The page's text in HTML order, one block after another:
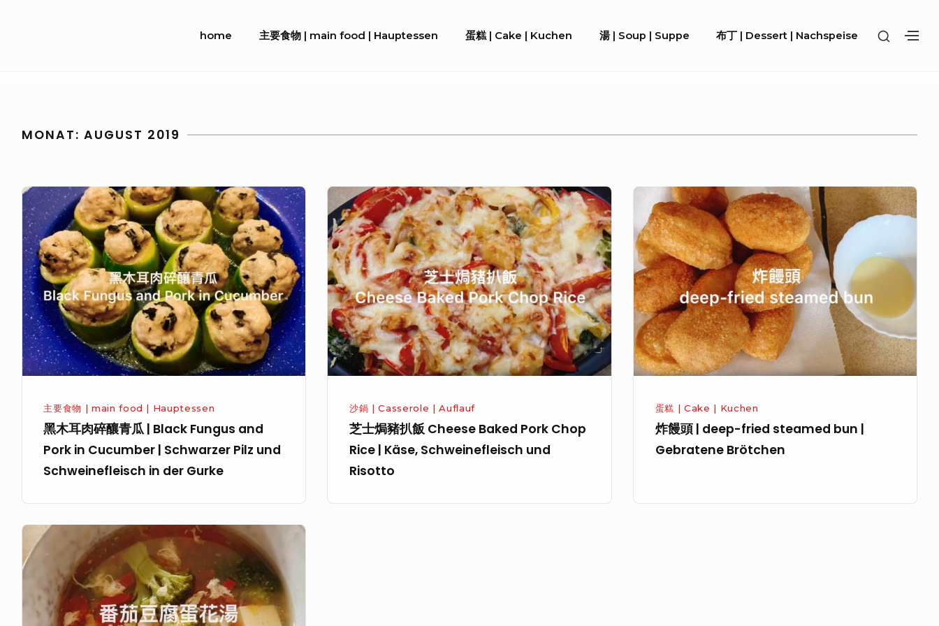
Site
home 主要食物 | main food | Hauptessen 蛋糕 | Cake | Kuchen 湯 | Soup | Suppe 布丁 | Dessert | Nachspeise
SHOW
MONAT: AUGUST 2019
黑
木
耳
肉
碎
釀
青
瓜
|
Fungus
and
Pork
Schwarzer
Pilz
und
Schweinefleisch
主要食物 | main food | Hauptessen
黑木耳肉碎釀青瓜 | Black Fungus and
Pork in Cucumber | Schwarzer Pilz und
Schweinefleisch in der Gurke
芝
士
焗
豬
扒
飯
Cheese
Baked
Pork
Rice
Käse,
Schweinefleisch
沙鍋 | Casserole | Auflauf
芝士焗豬扒飯 Cheese Baked Pork Chop
Rice | Käse, Schweinefleisch und
Risotto
頭
deep-
fried
steamed
bun
|
Brötchen
蛋糕 | Cake | Kuchen
炸饅頭 | deep-fried steamed bun |
Gebratene Brötchen
番
茄